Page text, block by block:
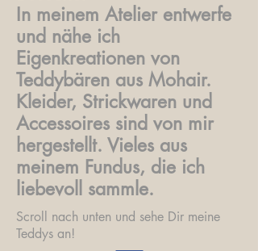
In meinem Atelier entwerfe
und nähe ich
Eigenkreationen von
Teddybären aus Mohair.
Kleider, Strickwaren und
Accessoires sind von mir
hergestellt. Vieles aus
meinem Fundus, die ich
liebevoll sammle.
Scroll nach unten und sehe Dir meine
Teddys an!